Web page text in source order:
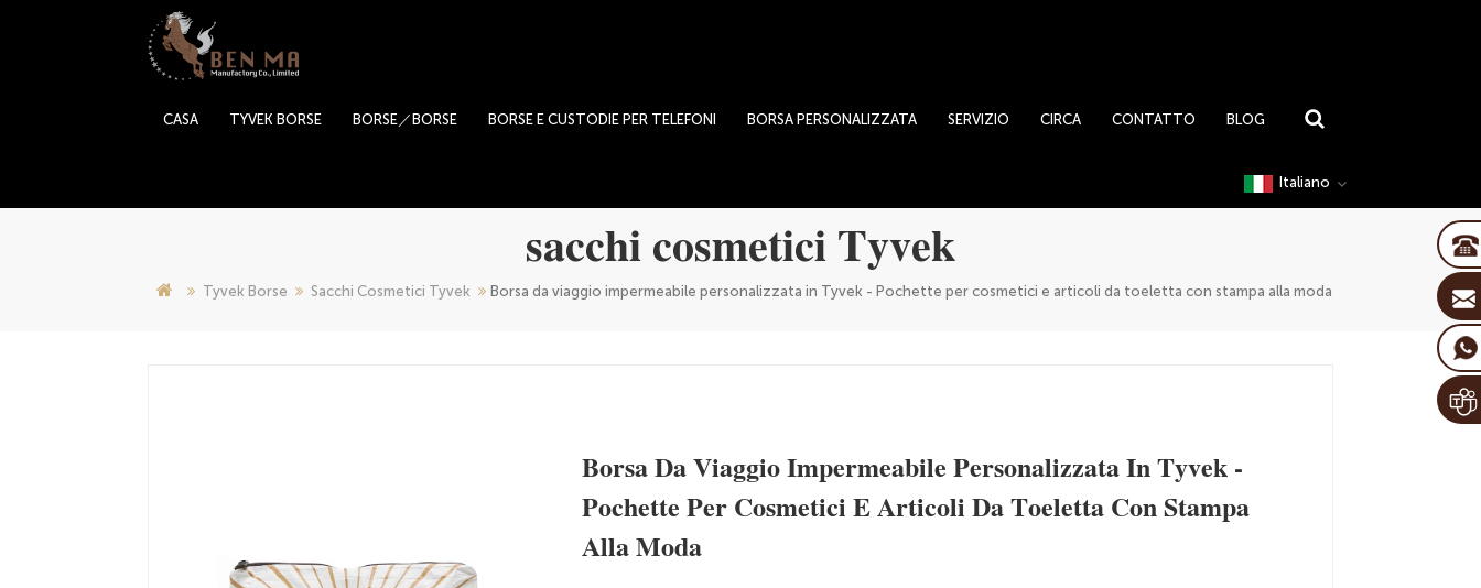
CASA TYVEK BORSE BORSE／BORSE BORSE E CUSTODIE PER TELEFONI BORSA PERSONALIZZATA SERVIZIO CIRCA CONTATTO BLOG
Italiano
sacchi cosmetici Tyvek
Tyvek Borse Sacchi Cosmetici Tyvek Borsa da viaggio impermeabile personalizzata in Tyvek - Pochette per cosmetici e articoli da toeletta con stampa alla moda
Borsa Da Viaggio Impermeabile Personalizzata In Tyvek -
Pochette Per Cosmetici E Articoli Da Toeletta Con Stampa
Alla Moda